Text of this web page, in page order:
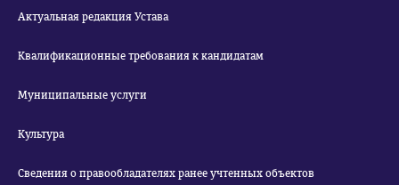
Актуальная редакция Устава
Квалификационные требования к кандидатам
Муниципальные услуги
Культура
Сведения о правообладателях ранее учтенных объектов